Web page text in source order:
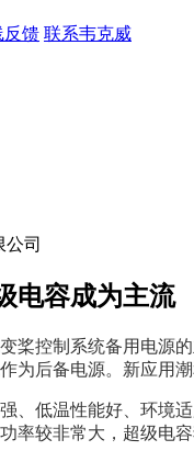
反馈 联系韦克威
司
电容成为主流
桨控制系统备用电源
为后备电源。新应用
、低温性能好、环境
率较非常大，超级电